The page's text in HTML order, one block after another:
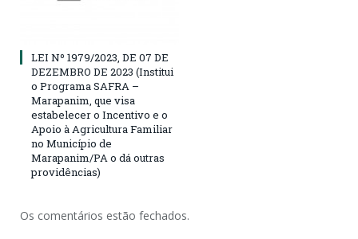
LEI Nº 1979/2023, DE 07 DE
DEZEMBRO DE 2023 (Institui
o Programa SAFRA –
Marapanim, que visa
estabelecer o Incentivo e o
Apoio à Agricultura Familiar
no Município de
Marapanim/PA o dá outras
providências)
Os comentários estão fechados.